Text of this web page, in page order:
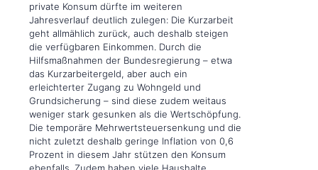
private Konsum dürfte im weiteren
Jahresverlauf deutlich zulegen: Die Kurzarbeit
geht allmählich zurück, auch deshalb steigen
die verfügbaren Einkommen. Durch die
Hilfsmaßnahmen der Bundesregierung – etwa
das Kurzarbeitergeld, aber auch ein
erleichterter Zugang zu Wohngeld und
Grundsicherung – sind diese zudem weitaus
weniger stark gesunken als die Wertschöpfung.
Die temporäre Mehrwertsteuersenkung und die
nicht zuletzt deshalb geringe Inflation von 0,6
Prozent in diesem Jahr stützen den Konsum